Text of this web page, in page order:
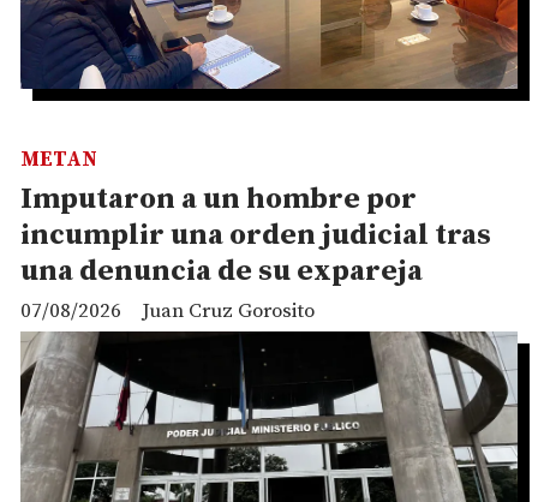
Imputaron a un hombre por
incumplir una orden judicial tras
una denuncia de su expareja
Juan Cruz Gorosito
METAN
07/08/2026